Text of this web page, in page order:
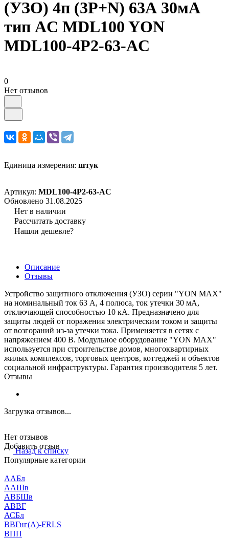
(УЗО) 4п (3P+N) 63А 30мА
тип AC MDL100 YON
MDL100-4P2-63-AC
0
Нет отзывов
Единица измерения: штук
Артикул: MDL100-4P2-63-AC
Обновлено 31.08.2025
Нет в наличии
Рассчитать доставку
Нашли дешевле?
Описание
Отзывы
Устройство защитного отключения (УЗО) серии "YON MAX"
на номинальный ток 63 А, 4 полюса, ток утечки 30 мА,
отключающей способностью 10 кА. Предназначено для
защиты людей от поражения электрическим током и защиты
от возгораний из-за утечки тока. Применяется в сетях с
напряжением 400 В. Модульное оборудование "YON MAX"
используется при строительстве домов, многоквартирных
жилых комплексов, торговых центров, коттеджей и объектов
социальной инфраструктуры. Гарантия производителя 5 лет.
Отзывы
Загрузка отзывов...
Нет отзывов
Добавить отзыв
Назад к списку
Популярные категории
ААБл
ААШв
АВБШв
АВВГ
АСБл
ВВГнг(А)-FRLS
ВПП